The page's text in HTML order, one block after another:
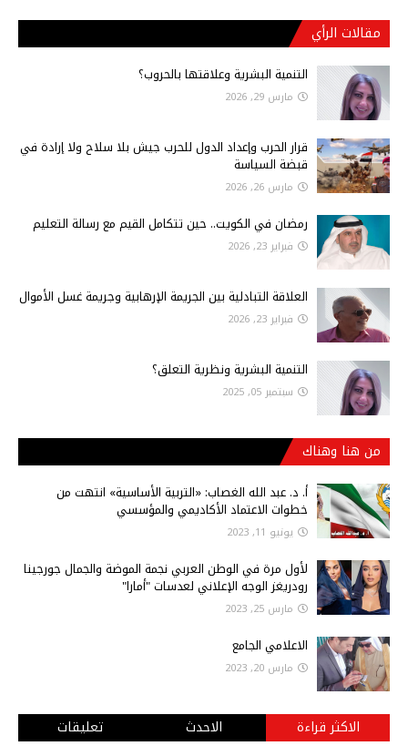
مقالات الرأي
التنمية البشرية وعلاقتها بالحروب؟
مارس 29, 2026
قرار الحرب وإعداد الدول للحرب جيش بلا سلاح ولا إرادة في
قبضة السياسة
مارس 26, 2026
رمضان في الكويت.. حين تتكامل القيم مع رسالة التعليم
فبراير 23, 2026
العلاقة التبادلية بين الجريمة الإرهابية وجريمة غسل الأموال
فبراير 23, 2026
التنمية البشرية ونظرية التعلق؟
سبتمبر 05, 2025
من هنا وهناك
أ‌. د. عبد الله الغصاب: «التربية الأساسية» انتهت من
خطوات الاعتماد الأكاديمي والمؤسسي
يونيو 11, 2023
لأول مرة في الوطن العربي نجمة الموضة والجمال جورجينا
رودريغز الوجه الإعلاني لعدسات "أمارا"
مارس 25, 2023
الاعلامي الجامع
مارس 20, 2023
الاكثر قراءة الاحدث تعليقات